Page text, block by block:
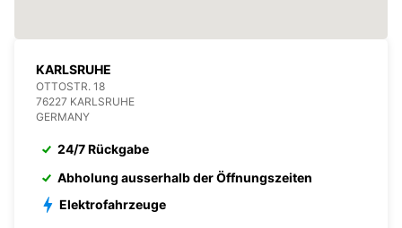
KARLSRUHE
OTTOSTR. 18
76227 KARLSRUHE
GERMANY
24/7 Rückgabe
Abholung ausserhalb der Öffnungszeiten
Elektrofahrzeuge